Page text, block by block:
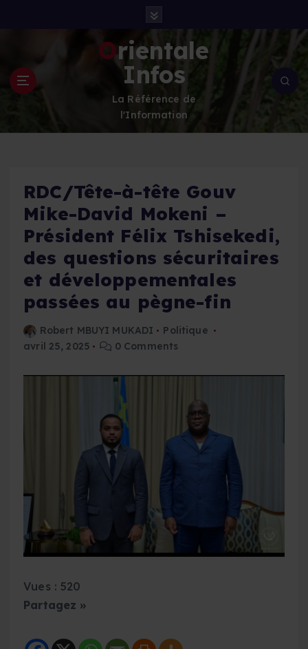
n
Orientale
Infos
La Référence de
l'Information
RDC/Tête-à-tête Gouv
Mike-David Mokeni –
Président Félix Tshisekedi,
des questions sécuritaires
et développementales
passées au pègne-fin
Robert MBUYI MUKADI
Politique
avril 25, 2025
0 Comments
Vues : 520
Partagez »